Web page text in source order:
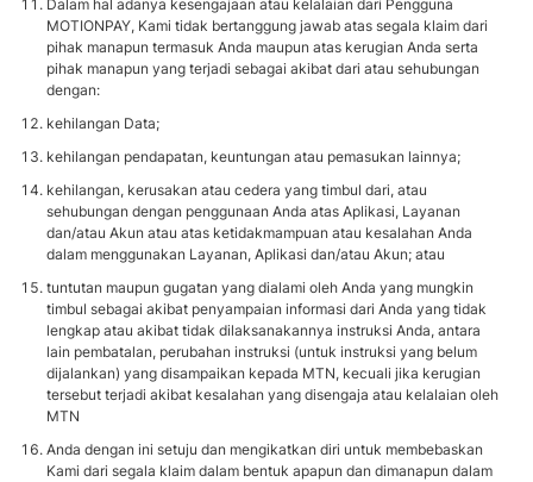
Dalam hal adanya kesengajaan atau kelalaian dari Pengguna
MOTIONPAY, Kami tidak bertanggung jawab atas segala klaim dari
pihak manapun termasuk Anda maupun atas kerugian Anda serta
pihak manapun yang terjadi sebagai akibat dari atau sehubungan
dengan:
kehilangan Data;
kehilangan pendapatan, keuntungan atau pemasukan lainnya;
kehilangan, kerusakan atau cedera yang timbul dari, atau
sehubungan dengan penggunaan Anda atas Aplikasi, Layanan
dan/atau Akun atau atas ketidakmampuan atau kesalahan Anda
dalam menggunakan Layanan, Aplikasi dan/atau Akun; atau
tuntutan maupun gugatan yang dialami oleh Anda yang mungkin
timbul sebagai akibat penyampaian informasi dari Anda yang tidak
lengkap atau akibat tidak dilaksanakannya instruksi Anda, antara
lain pembatalan, perubahan instruksi (untuk instruksi yang belum
dijalankan) yang disampaikan kepada MTN, kecuali jika kerugian
tersebut terjadi akibat kesalahan yang disengaja atau kelalaian oleh
MTN
Anda dengan ini setuju dan mengikatkan diri untuk membebaskan
Kami dari segala klaim dalam bentuk apapun dan dimanapun dalam